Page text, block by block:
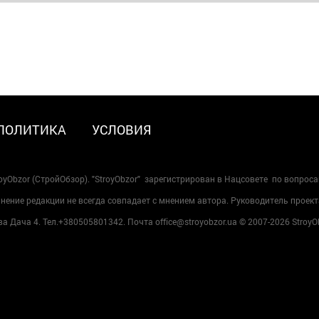
УСЛОВИЯ
(СтройОбзор). "StroyObzor" зарегистрирован в Нацсовете по
редакции не всегда совпадает с мнением автора. Руководитель
Дача 4. Тел.+380505801342. Почта office@stroyobzor.ua © 2007-2026